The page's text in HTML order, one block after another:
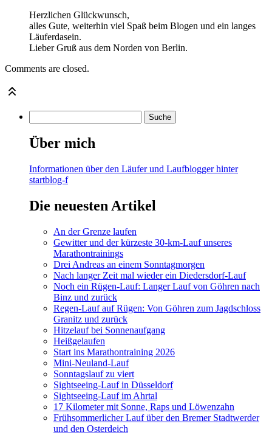
Herzlichen Glückwunsch,
alles Gute, weiterhin viel Spaß beim Blogen und ein langes
Läuferdasein.
Lieber Gruß aus dem Norden von Berlin.
Comments are closed.
Über mich
Informationen über den Läufer und Laufblogger hinter
startblog-f
Die neuesten Artikel
An der Grenze laufen
Gewitter und der kürzeste 30-km-Lauf unseres
Marathontrainings
Drei Andreas an einem Sonntagmorgen
Nach langer Zeit mal wieder ein Diedersdorf-Lauf
Noch ein Rügen-Lauf: Langer Lauf von Göhren nach
Binz und zurück
Regen-Lauf auf Rügen: Von Göhren zum Jagdschloss
Granitz und zurück
Hitzelauf bei Sonnenaufgang
Heißgelaufen
Start ins Marathontraining 2026
Mini-Neuland-Lauf
Sonntagslauf zu viert
Sightseeing-Lauf in Düsseldorf
Sightseeing-Lauf im Ahrtal
17 Kilometer mit Sonne, Raps und Löwenzahn
Frühsommerlicher Lauf über den Bremer Stadtwerder
und den Osterdeich